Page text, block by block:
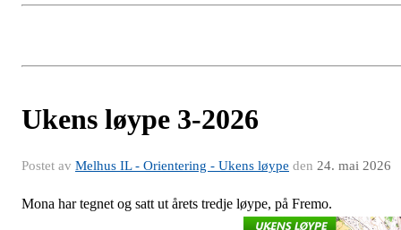
Ukens løype 3-2026
Postet av Melhus IL - Orientering - Ukens løype den 24. mai 2026
Mona har tegnet og satt ut årets tredje løype, på Fremo.